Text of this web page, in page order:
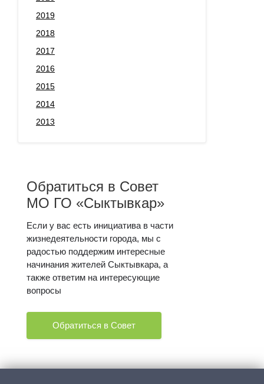
2019
2018
2017
2016
2015
2014
2013
Обратиться в Совет
МО ГО «Сыктывкар»
Если у вас есть инициатива в части
жизнедеятельности города, мы с
радостью поддержим интересные
начинания жителей Сыктывкара, а
также ответим на интересующие
вопросы
Обратиться в Совет